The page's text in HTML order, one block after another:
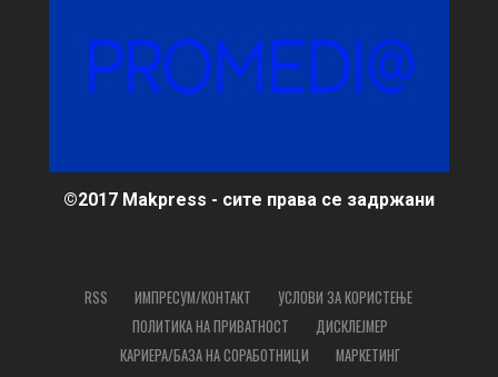
©2017 Makpress - сите права се задржани
RSS ИМПРЕСУМ/КОНТАКТ
УСЛОВИ ЗА КОРИСТЕЊЕ
ПОЛИТИКА НА ПРИВАТНОСТ
ДИСКЛЕЈМЕР
КАРИЕРА/БАЗА НА СОРАБОТНИЦИ
МАРКЕТИНГ